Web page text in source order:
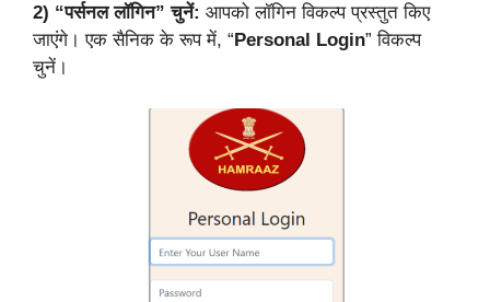
2) “पर्सनल लॉगिन” चुनें: आपको लॉगिन विकल्प प्रस्तुत किए
जाएंगे। एक सैनिक के रूप में, “Personal Login” विकल्प
चुनें।